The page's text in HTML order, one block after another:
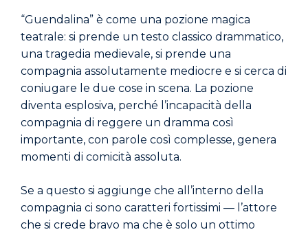
“Guendalina” è come una pozione magica
teatrale: si prende un testo classico drammatico,
una tragedia medievale, si prende una
compagnia assolutamente mediocre e si cerca di
coniugare le due cose in scena. La pozione
diventa esplosiva, perché l’incapacità della
compagnia di reggere un dramma così
importante, con parole così complesse, genera
momenti di comicità assoluta.
Se a questo si aggiunge che all’interno della
compagnia ci sono caratteri fortissimi — l’attore
che si crede bravo ma che è solo un ottimo